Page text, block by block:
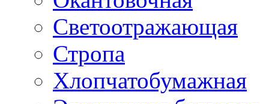
Светоотражающая
Стропа
Хлопчатобумажная